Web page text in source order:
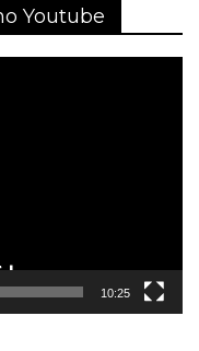
Youtube
10:25